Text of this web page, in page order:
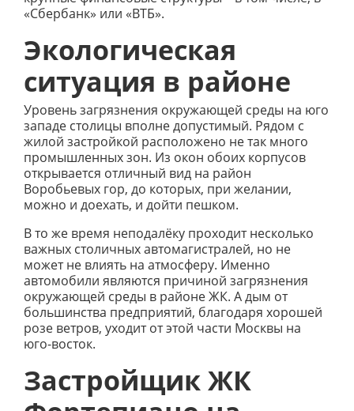
«Сбербанк» или «ВТБ».
Экологическая
ситуация в районе
Уровень загрязнения окружающей среды на юго
западе столицы вполне допустимый. Рядом с
жилой застройкой расположено не так много
промышленных зон. Из окон обоих корпусов
открывается отличный вид на район
Воробьевых гор, до которых, при желании,
можно и доехать, и дойти пешком.
В то же время неподалёку проходит несколько
важных столичных автомагистралей, но не
может не влиять на атмосферу. Именно
автомобили являются причиной загрязнения
окружающей среды в районе ЖК. А дым от
большинства предприятий, благодаря хорошей
розе ветров, уходит от этой части Москвы на
юго-восток.
Застройщик ЖК